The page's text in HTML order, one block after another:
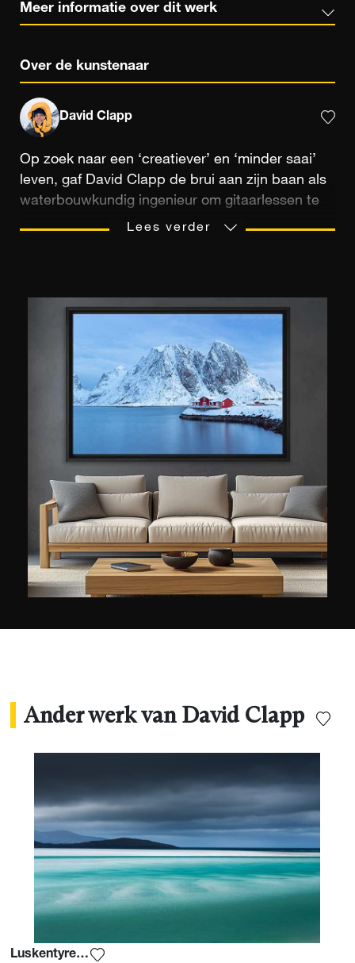
Meer informatie over dit werk
Over de kunstenaar
David Clapp
Op zoek naar een ‘creatiever’ en ‘minder saai’
leven, gaf David Clapp de brui aan zijn baan als
waterbouwkundig ingenieur om gitaarlessen te
geven. Al snel ging hij inzien dat hij via fotografie
en architectuurfotograaf. ‘Betaald worden om
glimlachend toe. In 2019 werd hij toegelaten tot
de Londense Royal Photographic Society. Als
ambassadeur van het merk Canon (waarvoor hij
een van de technische referenties is), doceert hij
tussen twee reportages door fotografie en neemt
media, hoewel hij gek is op technologie: ‘Ik ging
er altijd van uit dat creativiteit en technologie in
fotografie samengingen. Ik vind het moeilijk om
de fotografie die ik beoefen precies te
omschrijven: mijn foto’s beschrijven een vrij
elliptische baan tussen architectuur,
Lees verder
Ander werk van David Clapp
Luskentyre Sands